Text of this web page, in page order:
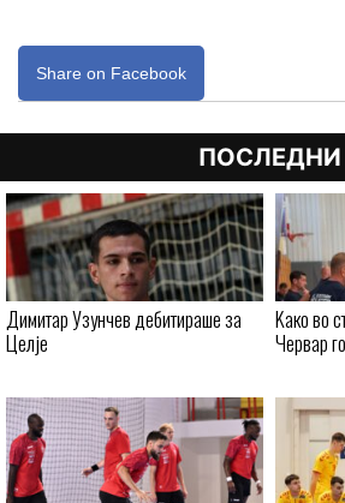
Share on Facebook
ПОСЛЕДНИ
Димитар Узунчев дебитираше за
Целје
Kaко во
Червар